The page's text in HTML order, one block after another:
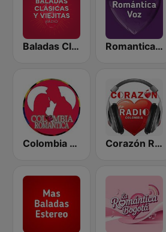
Baladas Clásicas y Viejitas Radio Romantica Voz
Colombia Romántica Corazón Radio